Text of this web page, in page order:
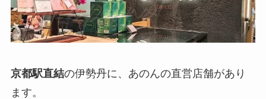
京都駅直結の伊勢丹に、あのんの直営店舗があり
ます。